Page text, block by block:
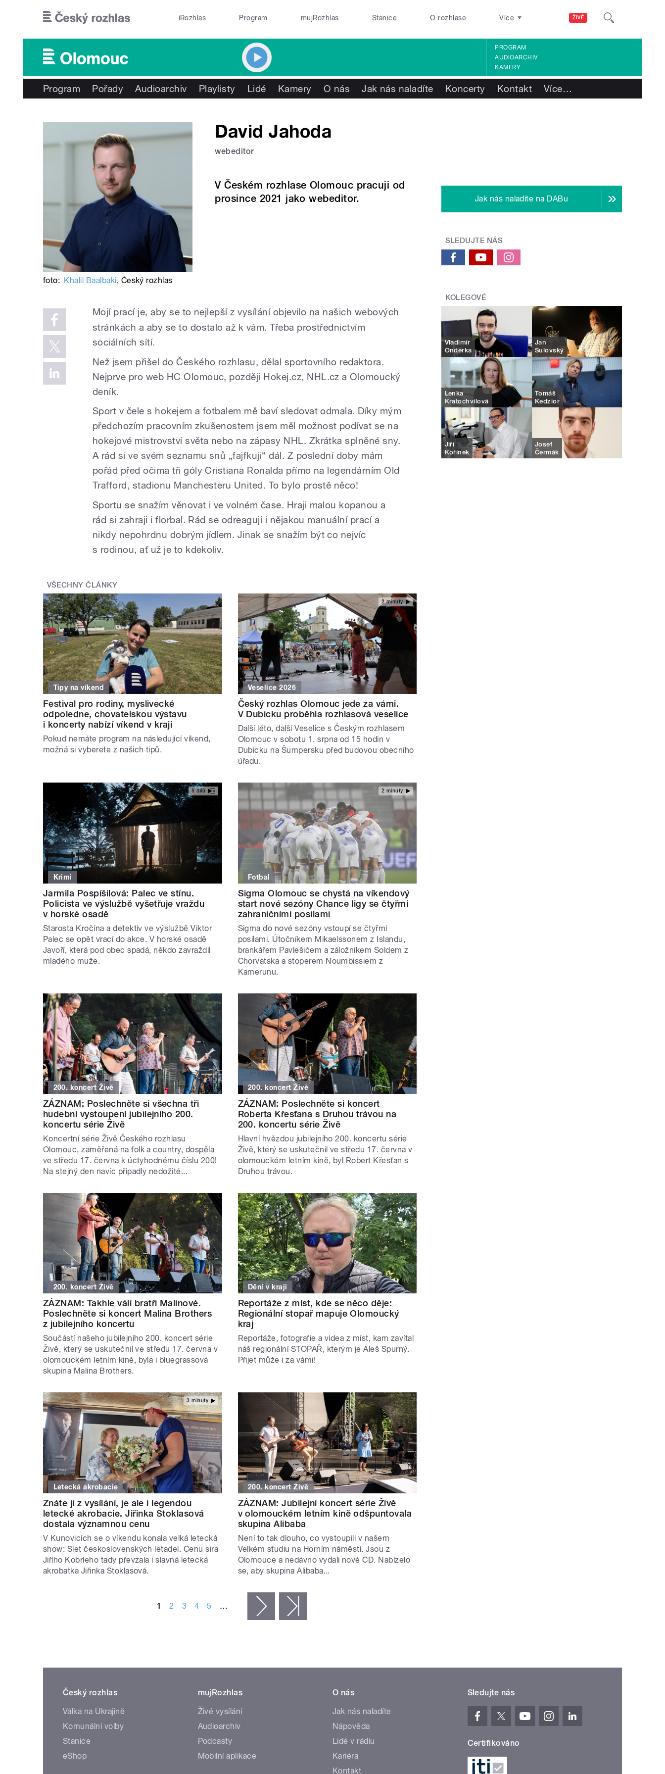
ŽIVĚ
iRozhlas Program mujRozhlas Stanice O rozhlase Více
PROGRAM
AUDIOARCHIV
KAMERY
Program Pořady Audioarchiv Playlisty Lidé Kamery O nás Jak nás naladíte Koncerty Kontakt Více…
David Jahoda
webeditor
V Českém rozhlase Olomouc pracuji od
prosince 2021 jako webeditor.
foto: Khalil Baalbaki, Český rozhlas
Mojí prací je, aby se to nejlepší z vysílání objevilo na našich webových
stránkách a aby se to dostalo až k vám. Třeba prostřednictvím
sociálních sítí.
Než jsem přišel do Českého rozhlasu, dělal sportovního redaktora.
Nejprve pro web HC Olomouc, později Hokej.cz, NHL.cz a Olomoucký
deník.
Sport v čele s hokejem a fotbalem mě baví sledovat odmala. Díky mým
předchozím pracovním zkušenostem jsem měl možnost podívat se na
hokejové mistrovství světa nebo na zápasy NHL. Zkrátka splněné sny.
A rád si ve svém seznamu snů „fajfkuji“ dál. Z poslední doby mám
pořád před očima tři góly Cristiana Ronalda přímo na legendárním Old
Trafford, stadionu Manchesteru United. To bylo prostě něco!
Sportu se snažím věnovat i ve volném čase. Hraji malou kopanou a
rád si zahraji i florbal. Rád se odreaguji i nějakou manuální prací a
nikdy nepohrdnu dobrým jídlem. Jinak se snažím být co nejvíc
s rodinou, ať už je to kdekoliv.
VŠECHNY ČLÁNKY
Tipy na víkend
Festival pro rodiny, myslivecké
odpoledne, chovatelskou výstavu
i koncerty nabízí víkend v kraji
Pokud nemáte program na následující víkend,
možná si vyberete z našich tipů.
2 minuty
Veselice 2026
Český rozhlas Olomouc jede za vámi.
V Dubicku proběhla rozhlasová veselice
Další léto, další Veselice s Českým rozhlasem
Olomouc v sobotu 1. srpna od 15 hodin v
Dubicku na Šumpersku před budovou obecního
úřadu.
8 dílů
Krimi
Jarmila Pospíšilová: Palec ve stínu.
Policista ve výslužbě vyšetřuje vraždu
v horské osadě
Starosta Kročína a detektiv ve výslužbě Viktor
Palec se opět vrací do akce. V horské osadě
Javoří, která pod obec spadá, někdo zavraždil
mladého muže.
2 minuty
Fotbal
Sigma Olomouc se chystá na víkendový
start nové sezóny Chance ligy se čtyřmi
zahraničními posilami
Sigma do nové sezóny vstoupí se čtyřmi
posilami. Útočníkem Mikaelssonem z Islandu,
brankářem Pavlešičem a záložníkem Soldem z
Chorvatska a stoperem Noumbissiem z
Kamerunu.
200. koncert Živě
ZÁZNAM: Poslechněte si všechna tři
hudební vystoupení jubilejního 200.
koncertu série Živě
Koncertní série Živě Českého rozhlasu
Olomouc, zaměřená na folk a country, dospěla
ve středu 17. června k úctyhodnému číslu 200!
Na stejný den navíc připadly nedožité...
200. koncert Živě
ZÁZNAM: Poslechněte si koncert
Roberta Křesťana s Druhou trávou na
200. koncertu série Živě
Hlavní hvězdou jubilejního 200. koncertu série
Živě, který se uskutečnil ve středu 17. června v
olomouckém letním kině, byl Robert Křesťan s
Druhou trávou.
200. koncert Živě
ZÁZNAM: Takhle válí bratři Malinové.
Poslechněte si koncert Malina Brothers
z jubilejního koncertu
Součástí našeho jubilejního 200. koncert série
Živě, který se uskutečnil ve středu 17. června v
olomouckém letním kině, byla i bluegrassová
skupina Malina Brothers.
Dění v kraji
Reportáže z míst, kde se něco děje:
Regionální stopař mapuje Olomoucký
kraj
Reportáže, fotografie a videa z míst, kam zavítal
náš regionální STOPAŘ, kterým je Aleš Spurný.
Přijet může i za vámi!
3 minuty
Letecká akrobacie
Znáte ji z vysílání, je ale i legendou
letecké akrobacie. Jiřinka Stoklasová
dostala významnou cenu
V Kunovicích se o víkendu konala velká letecká
show: Slet československých letadel. Cenu sira
Jiřího Kobrleho tady převzala i slavná letecká
akrobatka Jiřinka Stoklasová.
200. koncert Živě
ZÁZNAM: Jubilejní koncert série Živě
v olomouckém letním kině odšpuntovala
skupina Alibaba
Není to tak dlouho, co vystoupili v našem
Velkém studiu na Horním náměstí. Jsou z
Olomouce a nedávno vydali nové CD. Nabízelo
se, aby skupina Alibaba...
1 2 3 4 5 … následující ›
Jak nás naladíte na DABu
SLEDUJTE NÁS
KOLEGOVÉ
Vladimír
Onderka
Jan
Sulovský
Lenka
Kratochvílová
Tomáš
Kedzior
Jiří
Kořínek
Josef
Čermák
Český rozhlas
Válka na Ukrajině
Komunální volby
Stanice
eShop
mujRozhlas
Živé vysílání
Audioarchiv
Podcasty
Mobilní aplikace
O nás
Jak nás naladíte
Nápověda
Lidé v rádiu
Kariéra
Kontakt
Sledujte nás
Certifikováno